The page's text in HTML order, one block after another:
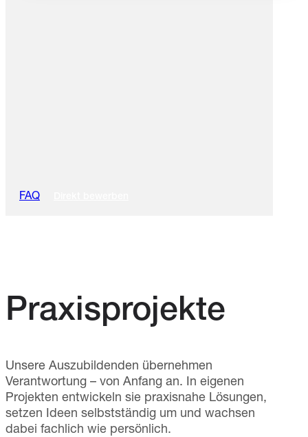
FAQ
Praxisprojekte
Unsere Auszubildenden übernehmen
Verantwortung – von Anfang an. In eigenen
Projekten entwickeln sie praxisnahe Lösungen,
setzen Ideen selbstständig um und wachsen
dabei fachlich wie persönlich.